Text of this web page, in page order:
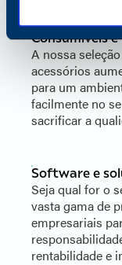
Consumíveis e
A nossa
acessórios
para um
facilmente no
sacrificar a
Software e
Seja qual for o
vasta gama de
empresariais
rentabilidade e